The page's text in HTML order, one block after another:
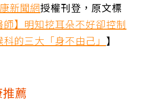
新聞網授權刊登，原文標
師】明知挖耳朵不好卻控制
的三大「身不由己」 】
薦